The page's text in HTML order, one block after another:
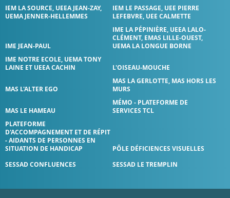
IEM LA SOURCE, UEEA JEAN-ZAY,
UEMA JENNER-HELLEMMES
IEM LE PASSAGE, UEE PIERRE
LEFEBVRE, UEE CALMETTE
IME JEAN-PAUL
IME LA PÉPINIÈRE, UEEA LALO-
CLÉMENT, EMAS LILLE-OUEST,
UEMA LA LONGUE BORNE
IME NOTRE ECOLE, UEMA TONY
LAINE ET UEEA CACHIN
L'OISEAU-MOUCHE
MAS L'ALTER EGO
MAS LA GERLOTTE, MAS HORS LES
MURS
MAS LE HAMEAU
MÉMO - PLATEFORME DE
SERVICES TCL
PLATEFORME
D'ACCOMPAGNEMENT ET DE RÉPIT
- AIDANTS DE PERSONNES EN
SITUATION DE HANDICAP
PÔLE DÉFICIENCES VISUELLES
SESSAD CONFLUENCES
SESSAD LE TREMPLIN